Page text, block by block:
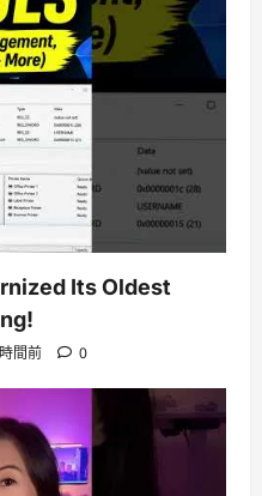
Its Oldest
間前 0